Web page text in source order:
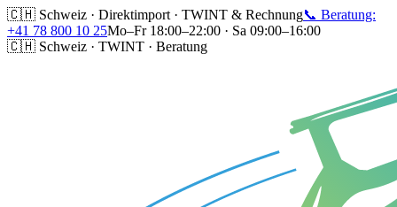
🇨🇭 Schweiz · Direktimport · TWINT & Rechnung📞 Beratung:
+41 78 800 10 25Mo–Fr 18:00–22:00 · Sa 09:00–16:00
🇨🇭 Schweiz · TWINT · Beratung